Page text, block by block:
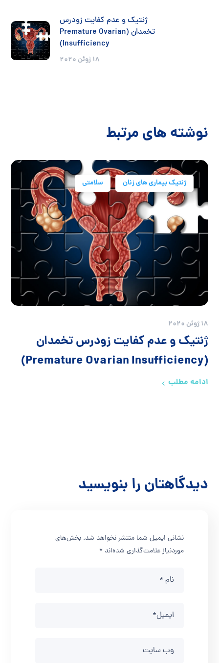
ژنتیک و عدم کفایت زودرس
تخمدان (Premature Ovarian
Insufficiency)
18 ژوئن 2020
نوشته های مرتبط
ژنتیک بیماری های زنان سلامتی
18 ژوئن 2020
ژنتیک و عدم کفایت زودرس تخمدان
(Premature Ovarian Insufficiency)
ادامه مطلب
دیدگاهتان را بنویسید
نشانی ایمیل شما منتشر نخواهد شد. بخش‌های
موردنیاز علامت‌گذاری شده‌اند*